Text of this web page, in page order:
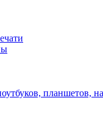
планшетов,